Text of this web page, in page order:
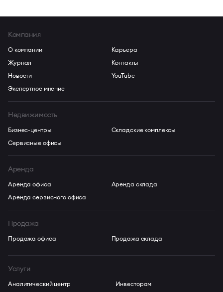
Компания
О компании
Журнал
Новости
Экспертное мнение
Карьера
Контакты
YouTube
Недвижимость
Бизнес-центры
Сервисные офисы
Складские комплексы
Аренда
Аренда офиса
Аренда сервисного офиса
Аренда склада
Продажа
Продажа офиса Продажа склада
Услуги
Аналитический центр
Инвесторам